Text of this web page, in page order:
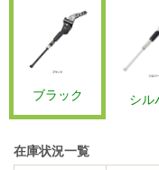
ブラック シル
在庫状況一覧